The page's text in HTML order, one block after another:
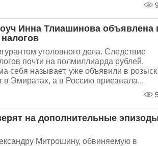
Инна Тлиашинова объявлена
уголовного дела. Следствие
почти на полмиллиарда рублей.
себя называет, уже объявили в розыск.
в Эмиратах, а в Россию приезжала...
на дополнительные эпизоды
Митрошину, обвиняемую в